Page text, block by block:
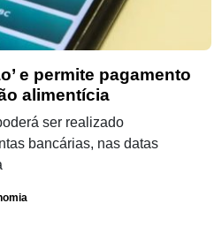
e permite pagamento
alimentícia
ser realizado
bancárias, nas datas